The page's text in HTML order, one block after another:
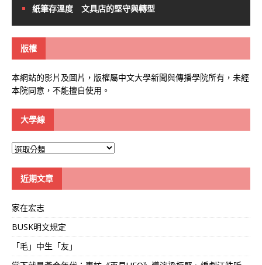
紙筆存溫度 文具店的堅守與轉型
版權
本網站的影片及圖片，版權屬中文大學新聞與傳播學院所有，未經
本院同意，不能擅自使用。
大學線
大
近期文章
家在宏志
BUSK明文規定
「毛」中生「友」